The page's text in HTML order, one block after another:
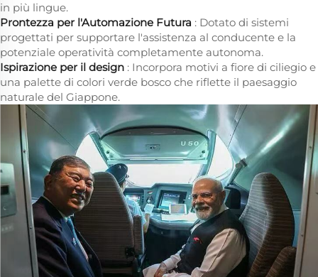
in più lingue.
Prontezza per l'Automazione Futura : Dotato di sistemi
progettati per supportare l'assistenza al conducente e la
potenziale operatività completamente autonoma.
Ispirazione per il design : Incorpora motivi a fiore di ciliegio e
una palette di colori verde bosco che riflette il paesaggio
naturale del Giappone.